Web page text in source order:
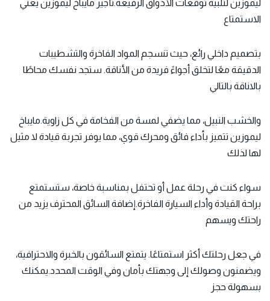
ليموزين لتلبية توقعات الأذواق الرفيعة.تأجير مايباخ ليموزين يعني
الاستمتاع
بتصميم داخلي رائع، حيث تنسجم المواد الفاخرة والتشطيبات
الدقيقة معًا لتخلق أجواءً فريدة من الأناقة. ستجد نفسك محاطًا
بالاناقة بالتالي
والخشب النبيل، مما يضفي لمسة من الفخامة في كل زاوية.مايباخ
ليموزين تتميز بأداء فائق ومحرك قوي، مما يوفر تجربة قيادة لا مثيل
لها لذلك
سواء كنت في رحلة عمل أو تحتفل بمناسبة خاصة، ستستمتع
براحة القيادة وأداء السيارة الفاخرة.إضافة السائق المحترف يزيد من
راحتك ويسهم
في جعل رحلتك أكثر استمتاعًا. يتمتع السائقون بالخبرة والاحترافية،
ويضمنون وصولك إلى وجهتك بأمان وفي الوقت المحدد.يمكنك
بسهولة حجز